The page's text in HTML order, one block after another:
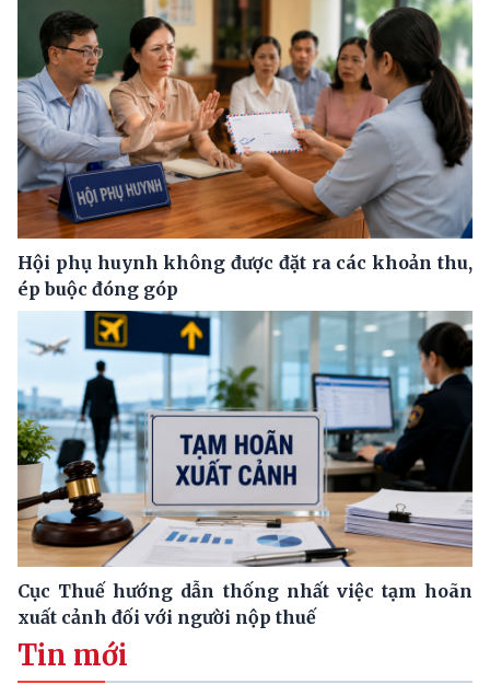
Hội phụ huynh không được đặt ra các khoản thu,
ép buộc đóng góp
Cục Thuế hướng dẫn thống nhất việc tạm hoãn
xuất cảnh đối với người nộp thuế
Tin mới